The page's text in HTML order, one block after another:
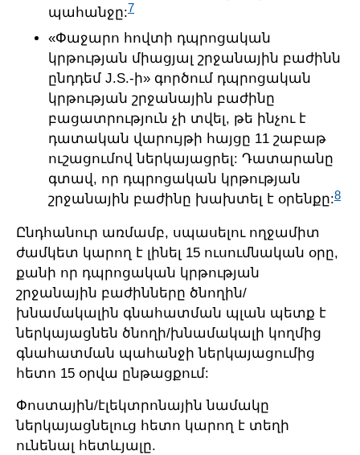
պահանջը:7
«Փաջարո հովտի դպրոցական
կրթության միացյալ շրջանային բաժինն
ընդդեմ J.S.-ի» գործում դպրոցական
կրթության շրջանային բաժինը
բացատրություն չի տվել, թե ինչու է
դատական վարույթի հայցը 11 շաբաթ
ուշացումով ներկայացրել: Դատարանը
գտավ, որ դպրոցական կրթության
շրջանային բաժինը խախտել է օրենքը:8
Ընդհանուր առմամբ, սպասելու ողջամիտ
ժամկետ կարող է լինել 15 ուսումնական օրը,
քանի որ դպրոցական կրթության
շրջանային բաժինները ծնողին/
խնամակալին գնահատման պլան պետք է
ներկայացնեն ծնողի/խնամակալի կողմից
գնահատման պահանջի ներկայացումից
հետո 15 օրվա ընթացքում:
Փոստային/էլեկտրոնային նամակը
ներկայացնելուց հետո կարող է տեղի
ունենալ հետևյալը.